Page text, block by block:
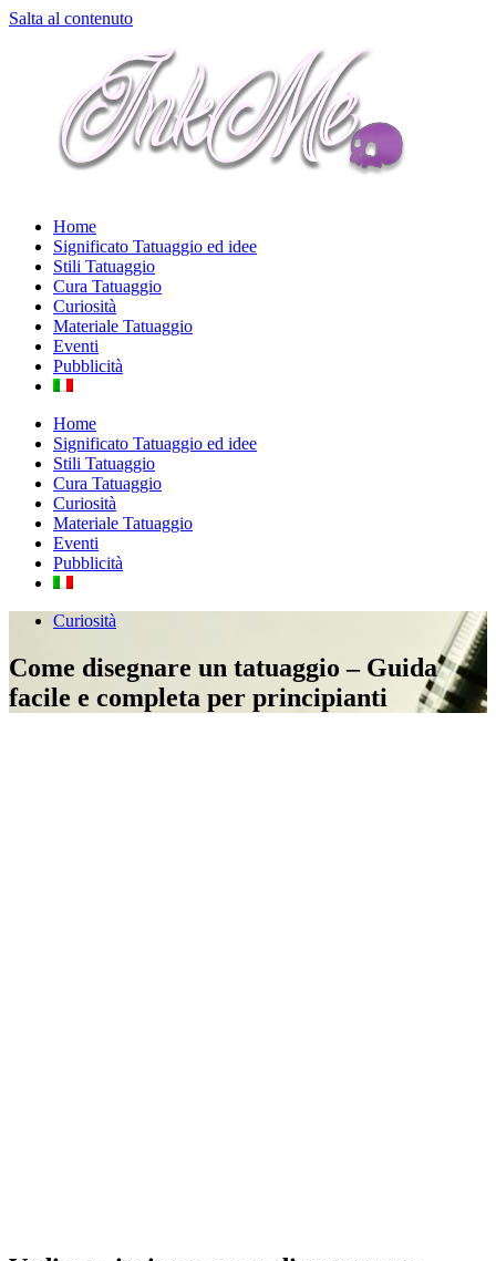
Salta al contenuto
Home
Significato Tatuaggio ed idee
Stili Tatuaggio
Cura Tatuaggio
Curiosità
Materiale Tatuaggio
Eventi
Pubblicità
Home
Significato Tatuaggio ed idee
Stili Tatuaggio
Cura Tatuaggio
Curiosità
Materiale Tatuaggio
Eventi
Pubblicità
Curiosità
Come disegnare un tatuaggio – Guida
facile e completa per principianti